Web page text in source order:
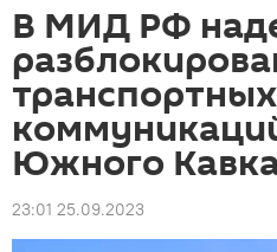
В МИД РФ
транспортных
Южного
23:01 25.09.2023